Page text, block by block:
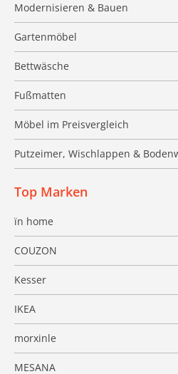
Modernisieren & Bauen
Gartenmöbel
Bettwäsche
Fußmatten
Möbel im Preisvergleich
Putzeimer, Wischlappen &
Top Marken
ïn home
COUZON
Kesser
IKEA
morxinle
MESANA